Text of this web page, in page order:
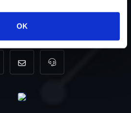
OK
Nederland
35 820 0967
info@dyno-Voor tool support,